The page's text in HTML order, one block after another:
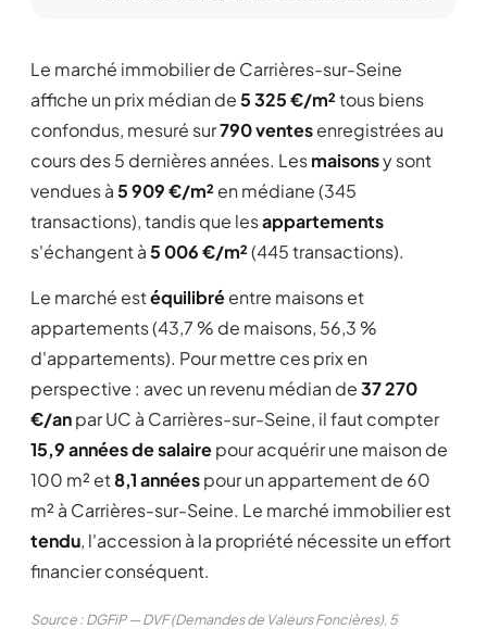
Le marché immobilier de Carrières-sur-Seine
affiche un prix médian de5 325 €/m²tous biens
confondus, mesuré sur790 ventesenregistrées au
cours des 5 dernières années. Lesmaisonsy sont
vendues à5 909 €/m² en médiane (345
transactions), tandis que lesappartements
s'échangent à5 006 €/m²(445 transactions).
Le marché estéquilibréentre maisons et
appartements (43,7 % de maisons, 56,3 %
d'appartements). Pour mettre ces prix en
perspective : avec un revenu médian de37 270
€/anpar UC à Carrières-sur-Seine, il faut compter
15,9 années de salairepour acquérir une maison de
100 m² et8,1 annéespour un appartement de 60
m² à Carrières-sur-Seine. Le marché immobilier est
tendu, l'accession à la propriété nécessite un effort
financier conséquent.
Source : DGFiP — DVF (Demandes de Valeurs Foncières), 5